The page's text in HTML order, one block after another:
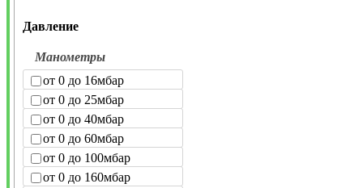
Давление
Манометры
от 0 до 16мбар
от 0 до 25мбар
от 0 до 40мбар
от 0 до 60мбар
от 0 до 100мбар
от 0 до 160мбар